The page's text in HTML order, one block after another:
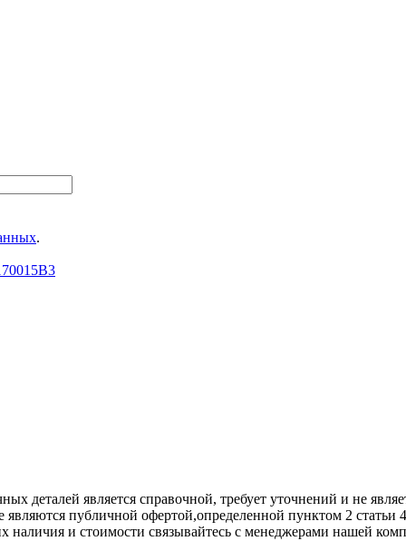
.
является справочной, требует уточнений и не
публичной офертой,опрeделенной пунктoм 2
нaличия и стoимости связывaйтесь с менеджерами нашей